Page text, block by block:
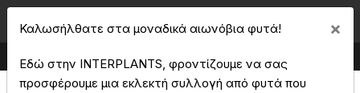
×
Καλωσήλθατε στα μοναδικά αιωνόβια φυτά!
Εδώ στην INTERPLANTS, φροντίζουμε να σας
προσφέρουμε μια εκλεκτή συλλογή από φυτά που